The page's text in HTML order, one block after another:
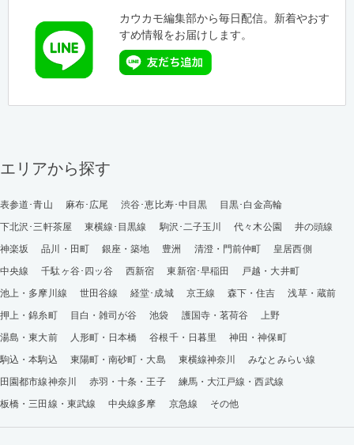
カウカモ編集部から毎日配信。新着やおす
すめ情報をお届けします。
エリアから探す
表参道･青山 麻布･広尾 渋谷･恵比寿･中目黒
目黒･白金高輪
下北沢･三軒茶屋
東横線･目黒線 駒沢･二子玉川 代々木公園
井の頭線
神楽坂
品川・田町 銀座・築地 豊洲 清澄・門前仲町
皇居西側
中央線
千駄ヶ谷･四ッ谷 西新宿 東新宿･早稲田
戸越・大井町
池上・多摩川線
世田谷線 経堂･成城 京王線 森下・住吉
浅草・蔵前
押上・錦糸町
目白・雑司が谷 池袋 護国寺・茗荷谷
上野
湯島・東大前
人形町・日本橋 谷根千・日暮里
神田・神保町
駒込・本駒込
東陽町・南砂町・大島 東横線神奈川
みなとみらい線
田園都市線神奈川
赤羽・十条・王子
練馬・大江戸線・西武線
板橋・三田線・東武線
中央線多摩 京急線 その他